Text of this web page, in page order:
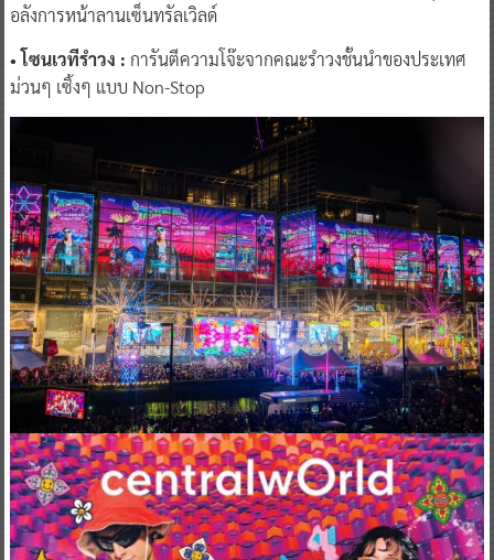
อลังการหน้าลานเซ็นทรัลเวิลด์
• โซนเวทีรำวง : การันตีความโจ๊ะจากคณะรำวงชั้นนำของประเทศ
ม่วนๆ เซิ้งๆ แบบ Non-Stop